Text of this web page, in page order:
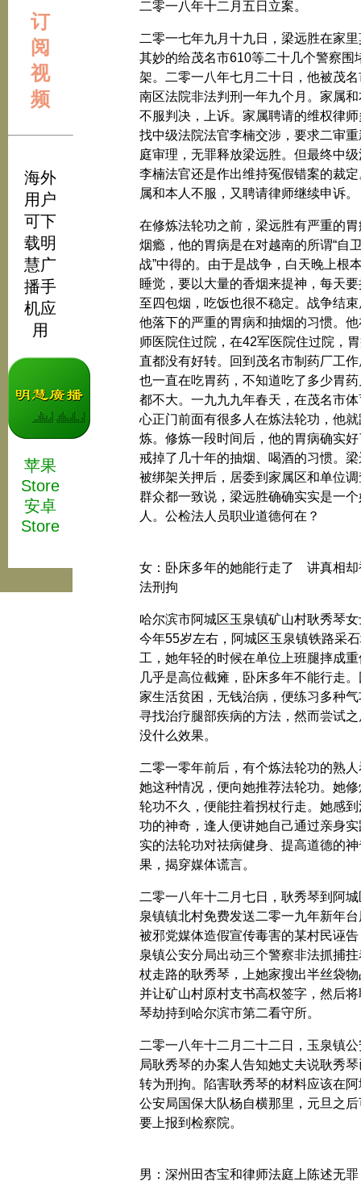
订
阅
视
频
海外
用户
可下
载明
慧广
播手
机应
用
苹果
Store
安卓
Store
二零一八年十二月五日立案。
二零一七年九月十九日，梁远胜在家
其妙的给茂名市610等二十几个警察围
架。二零一八年七月二十日，他被茂名
南区法院非法判刑一年九个月。家属和
不服判决，上诉。家属聘请的维权律师
找中级法院法官李楠交涉，要求二审重
庭审理，无罪释放梁远胜。但最终中级
李楠法官还是作出维持冤假错案的裁定
属和本人不服，又聘请律师继续申诉。
在修炼法轮功之前，梁远胜有严重的胃
烟瘾，他的胃病是在对越南的所谓“自
战”中得的。由于是战争，白天晚上根
睡觉，要以大量的香烟来提神，每天要
至四包烟，吃饭也很不稳定。战争结束
他落下的严重的胃病和抽烟的习惯。
师医院住过院，在42军医院住过院，
直都没有好转。回到茂名市制药厂工作
也一直在吃胃药，不知道吃了多少胃药
都不大。一九九九年春天，在茂名市体
心正门前面有很多人在炼法轮功，他就
炼。修炼一段时间后，他的胃病确实好
戒掉了几十年的抽烟、喝酒的习惯。梁
被绑架关押后，居委到家属区和单位调
群众都一致说，梁远胜确确实实是一个
人。公检法人员职业道德何在？
女：卧床多年的她能行走了 讲真相却
法刑拘
哈尔滨市阿城区玉泉镇矿山村耿秀琴女
今年55岁左右，阿城区玉泉镇铁路采
工，她年轻的时候在单位上班腿摔成重
几乎是高位截瘫，卧床多年不能行走
家生活贫困，无钱治病，便练习多种气
寻找治疗腿部疾病的方法，然而尝试之
没什么效果。
二零一零年前后，有个炼法轮功的熟
她这种情况，便向她推荐法轮功。她修
轮功不久，便能拄着拐杖行走。她感到
功的神奇，逢人便讲她自己通过亲身实
实的法轮功对祛病健身、提高道德的神
果，揭穿媒体谎言。
二零一八年十二月七日，耿秀琴到阿
泉镇镇北村免费发送二零一九年新年台
被邪党媒体造假宣传毒害的某村民诬告
泉镇公安分局出动三个警察非法抓捕拄
杖走路的耿秀琴，上她家搜出半丝袋物
并让矿山村原村支书高权签字，然后将
琴劫持到哈尔滨市第二看守所。
二零一八年十二月二十二日，玉泉镇
局耿秀琴的办案人告知她丈夫说耿秀
转为刑拘。陷害耿秀琴的材料应该在阿
公安局国保大队杨自横那里，元旦之后
要上报到检察院。
男：深州田杏宝和律师法庭上陈述无